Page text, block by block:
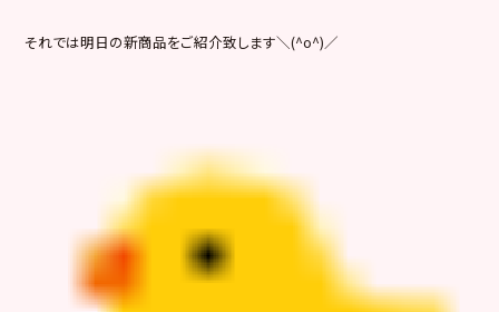
それでは明日の新商品をご紹介致します＼(^o^)／